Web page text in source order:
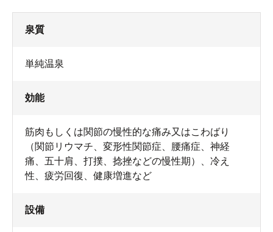
泉質
単純温泉
効能
筋肉もしくは関節の慢性的な痛み又はこわばり
（関節リウマチ、変形性関節症、腰痛症、神経
痛、五十肩、打撲、捻挫などの慢性期）、冷え
性、疲労回復、健康増進など
設備